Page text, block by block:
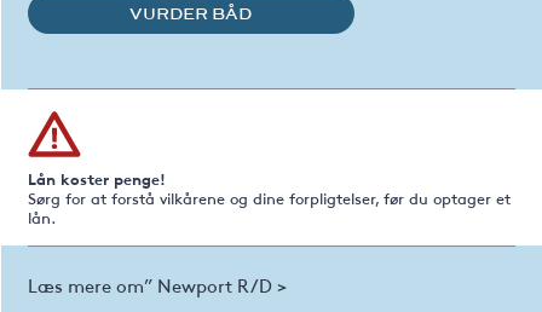
VURDER BÅD
Lån koster penge!
Sørg for at forstå vilkårene og dine forpligtelser, før du optager et
lån.
Læs mere om” Newport R/D >